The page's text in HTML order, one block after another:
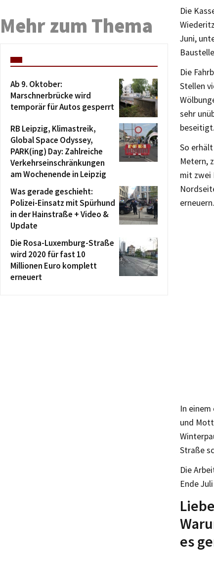
Die
Juni,
Die
Stellen
sehr
beseitigt.
So
Metern,
mit zwei
erneuern.
In
und
Straße
Die
Ende
es
Mehr zum Thema
Ab 9. Oktober:
Marschnerbrücke wird
temporär für Autos gesperrt
RB Leipzig, Klimastreik,
Global Space Odyssey,
PARK(ing) Day: Zahlreiche
Verkehrseinschränkungen
am Wochenende in Leipzig
Was gerade geschieht:
Polizei-Einsatz mit Spürhund
in der Hainstraße + Video &
Update
Die Rosa-Luxemburg-Straße
wird 2020 für fast 10
Millionen Euro komplett
erneuert